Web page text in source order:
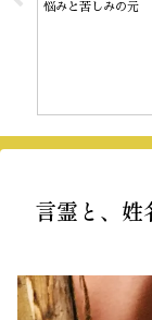
悩みと苦しみの元
言霊と、姓